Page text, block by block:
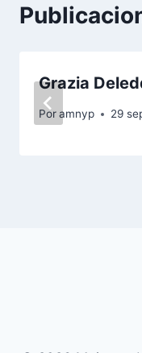
Grazia
Poramnyp 29